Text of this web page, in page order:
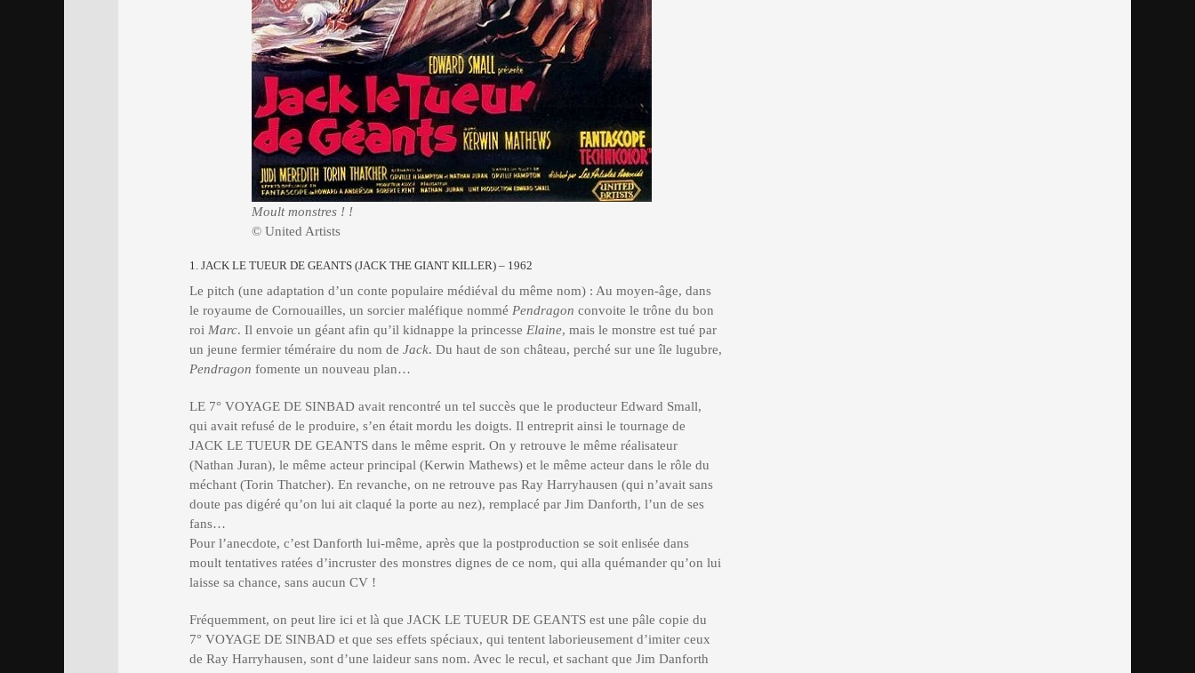
Moult monstres ! !
© United Artists
1. JACK LE TUEUR DE GEANTS (JACK THE GIANT KILLER) – 1962
Le pitch (une adaptation d’un conte populaire médiéval du même nom) : Au moyen-âge, dans
le royaume de Cornouailles, un sorcier maléfique nommé Pendragon convoite le trône du bon
roi Marc. Il envoie un géant afin qu’il kidnappe la princesse Elaine, mais le monstre est tué par
un jeune fermier téméraire du nom de Jack. Du haut de son château, perché sur une île lugubre,
Pendragon fomente un nouveau plan…
LE 7° VOYAGE DE SINBAD avait rencontré un tel succès que le producteur Edward Small,
qui avait refusé de le produire, s’en était mordu les doigts. Il entreprit ainsi le tournage de
JACK LE TUEUR DE GEANTS dans le même esprit. On y retrouve le même réalisateur
(Nathan Juran), le même acteur principal (Kerwin Mathews) et le même acteur dans le rôle du
méchant (Torin Thatcher). En revanche, on ne retrouve pas Ray Harryhausen (qui n’avait sans
doute pas digéré qu’on lui ait claqué la porte au nez), remplacé par Jim Danforth, l’un de ses
fans…
Pour l’anecdote, c’est Danforth lui-même, après que la postproduction se soit enlisée dans
moult tentatives ratées d’incruster des monstres dignes de ce nom, qui alla quémander qu’on lui
laisse sa chance, sans aucun CV !
Fréquemment, on peut lire ici et là que JACK LE TUEUR DE GEANTS est une pâle copie du
7° VOYAGE DE SINBAD et que ses effets spéciaux, qui tentent laborieusement d’imiter ceux
de Ray Harryhausen, sont d’une laideur sans nom. Avec le recul, et sachant que Jim Danforth